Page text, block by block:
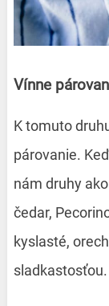
Vínne
K tomuto
párovanie.
nám druhy
čedar,
kyslasté,